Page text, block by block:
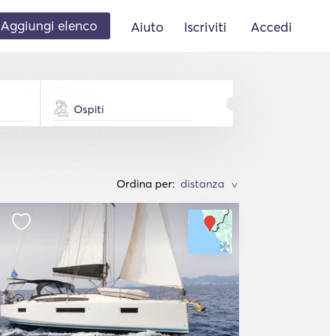
Aggiungi elenco Aiuto Iscriviti Accedi
Ospiti
Ordina per: >